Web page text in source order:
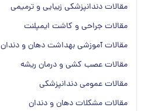
مقالات دندانپزشکی زیبایی و ترمیمی
مقالات جراحی و کاشت ایمپلنت
مقالات آموزشی بهداشت دهان و دندان
مقالات عصب کشی و درمان ریشه
مقالات عمومی دندانپزشكی
مقالات مشکلات دهان و دندان